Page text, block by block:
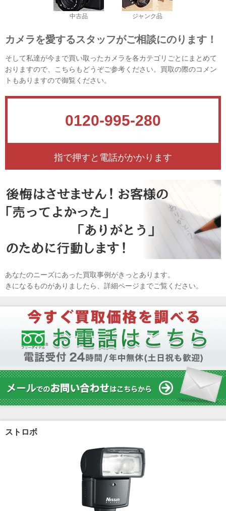
中古品 ジャンク品
カメラを愛するスタッフがご相談にのります！
そして私達が今まで買い取ったカメラを各カテゴリごとにまとめて
おりますので、こちらもどうぞご参考ください。買取の際のコメン
トもありますので御覧ください。
0120-995-280
指で押すと電話がかかります
あなたのニーズにあった買取事例がきっとあります。
きになるものがありましたら、詳細ページまでご覧ください。
ストロボ